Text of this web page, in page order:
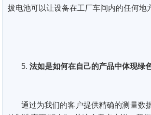
拔电池可以让设备在工厂车间内的任何
5. 法如是如何在自己的产品中体现绿
通过为我们的客户提供精确的测量数